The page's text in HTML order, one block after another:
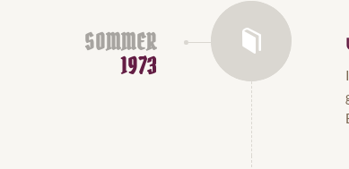
SOMMER
1973